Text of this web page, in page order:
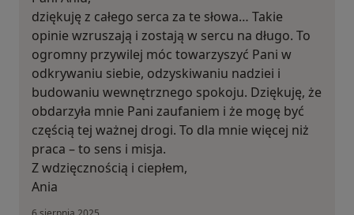
dziękuję z całego serca za te słowa… Takie
opinie wzruszają i zostają w sercu na długo. To
ogromny przywilej móc towarzyszyć Pani w
odkrywaniu siebie, odzyskiwaniu nadziei i
budowaniu wewnętrznego spokoju. Dziękuję, że
obdarzyła mnie Pani zaufaniem i że mogę być
częścią tej ważnej drogi. To dla mnie więcej niż
praca – to sens i misja.
Z wdzięcznością i ciepłem,
Ania